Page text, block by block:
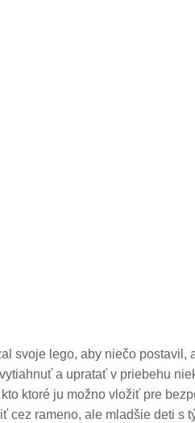
svoje lego, aby niečo
a upratať v priebehu
ktoré ju možno vložiť pre
rameno, ale mladšie deti s